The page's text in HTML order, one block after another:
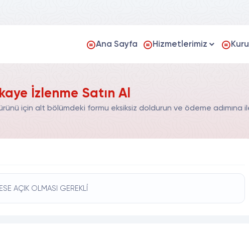
Ana Sayfa Hizmetlerimiz
İzlenme Satın Al
için alt bölümdeki formu eksiksiz doldurun ve ödeme adımına
AÇIK OLMASI GEREKLİ